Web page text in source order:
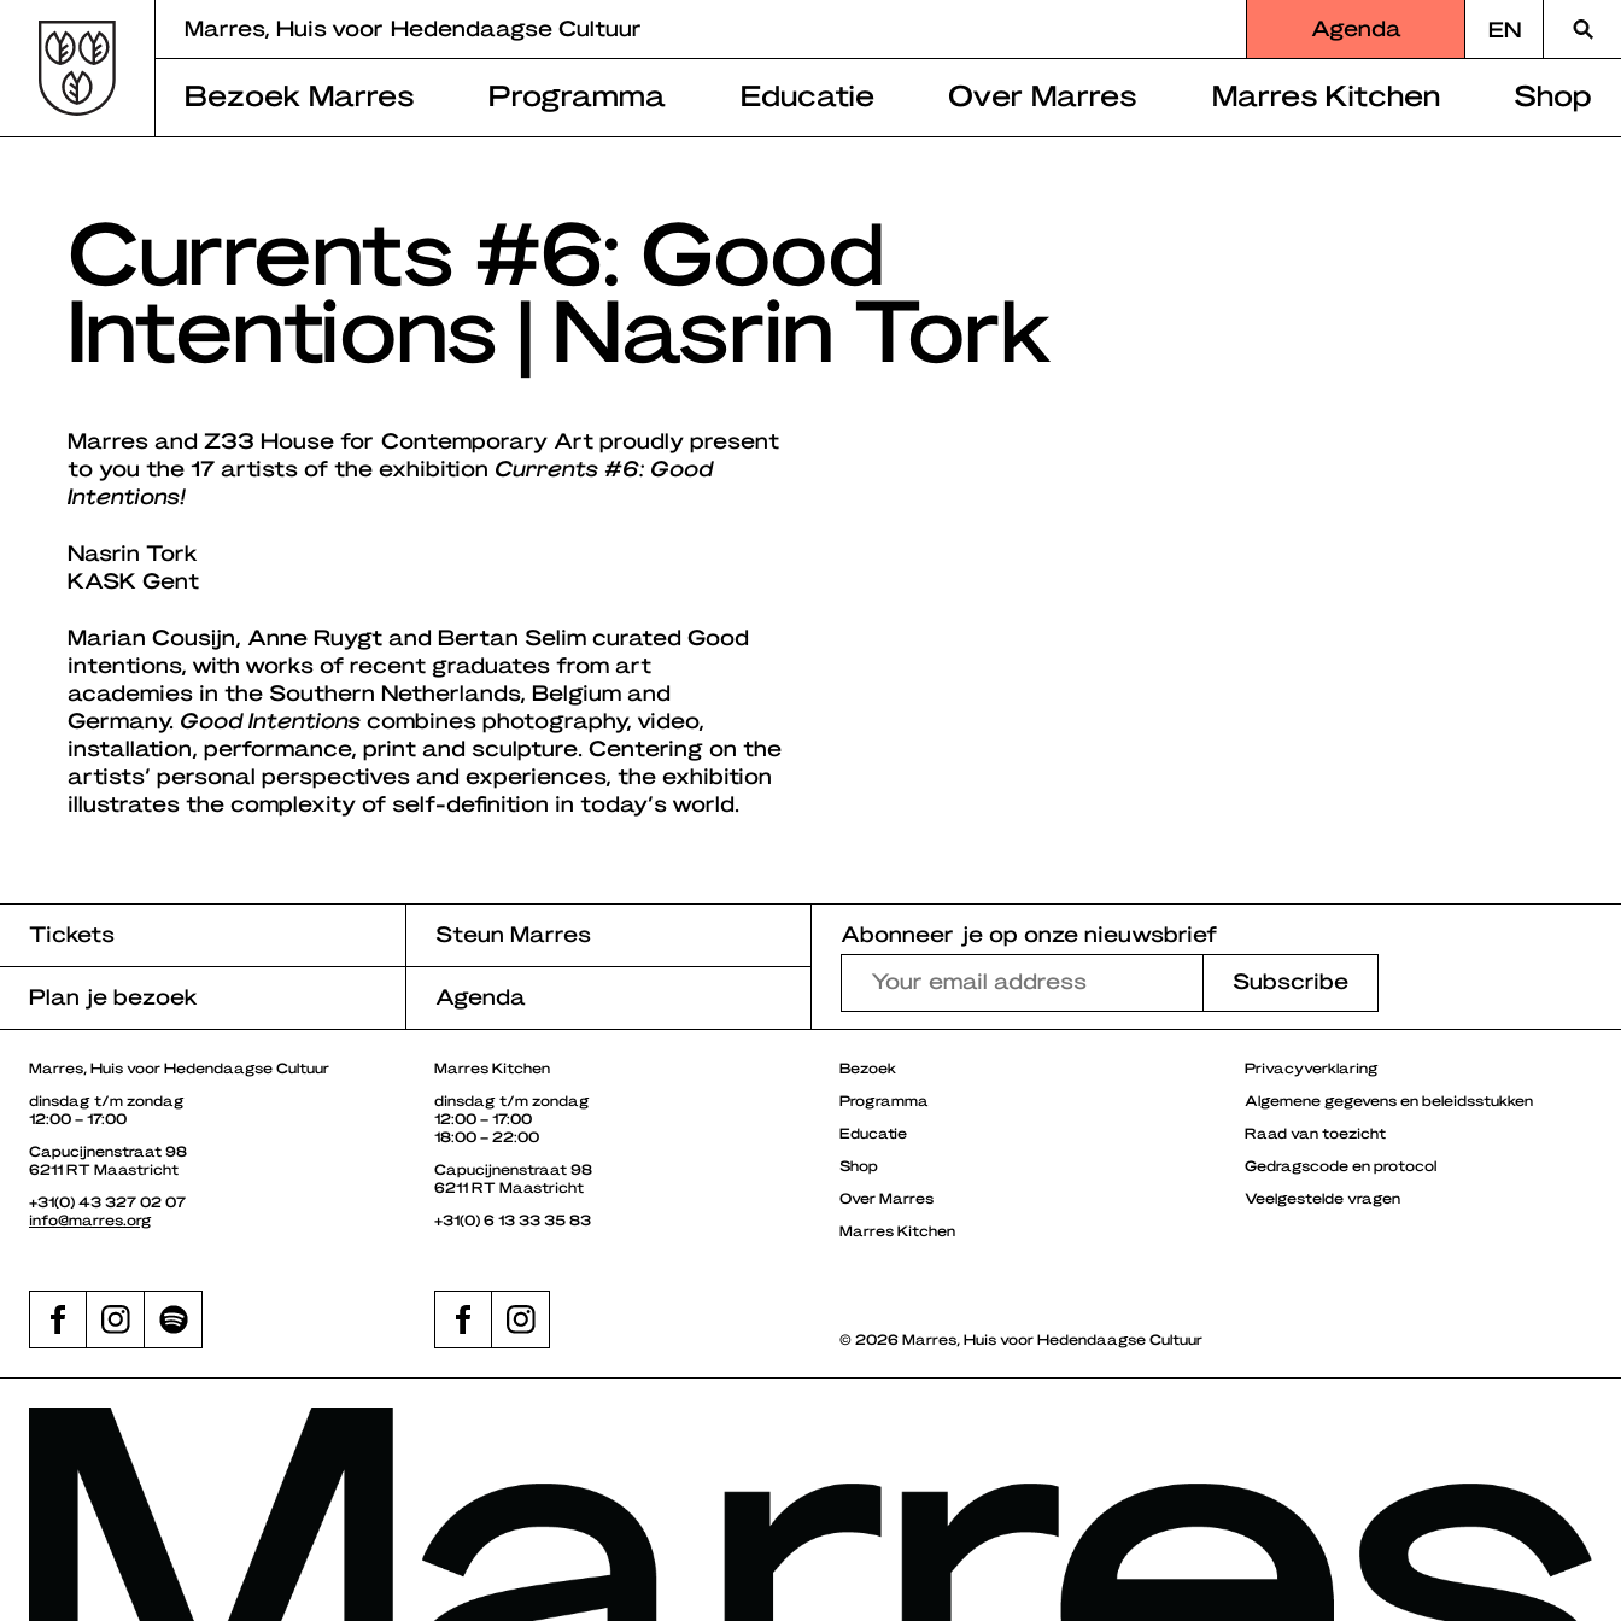
content
Marres, Huis voor Hedendaagse Cultuur Agenda EN
naar
Bezoek Marres Programma Educatie Over Marres Marres Kitchen Shop
Currents #6: Good
Intentions | Nasrin Tork
Marres and Z33 House for Contemporary Art proudly present
to you the 17 artists of the exhibition Currents #6: Good
Intentions!
Nasrin Tork
KASK Gent
Marian Cousijn, Anne Ruygt and Bertan Selim curated Good
intentions, with works of recent graduates from art
academies in the Southern Netherlands, Belgium and
Germany. Good Intentions combines photography, video,
installation, performance, print and sculpture. Centering on the
artists’ personal perspectives and experiences, the exhibition
illustrates the complexity of self-definition in today’s world.
Tickets Steun Marres
Plan je bezoek Agenda
Abonneer je op onze nieuwsbrief
Marres, Huis voor Hedendaagse Cultuur
dinsdag t/m zondag
12:00 – 17:00
Capucijnenstraat 98
6211 RT Maastricht
+31(0) 43 327 02 07
info@marres.org
Marres Kitchen
dinsdag t/m zondag
12:00 – 17:00
18:00 – 22:00
Capucijnenstraat 98
6211 RT Maastricht
+31(0) 6 13 33 35 83
Bezoek
Programma
Educatie
Shop
Over Marres
Marres Kitchen
Privacyverklaring
Algemene gegevens en beleidsstukken
Raad van toezicht
Gedragscode en protocol
Veelgestelde vragen
© 2026 Marres, Huis voor Hedendaagse Cultuur